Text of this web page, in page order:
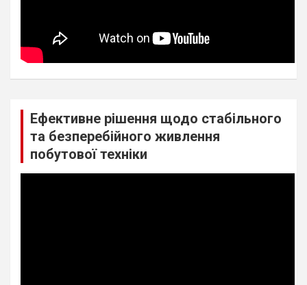
Ефективне рішення щодо стабільного
та безперебійного живлення
побутової техніки